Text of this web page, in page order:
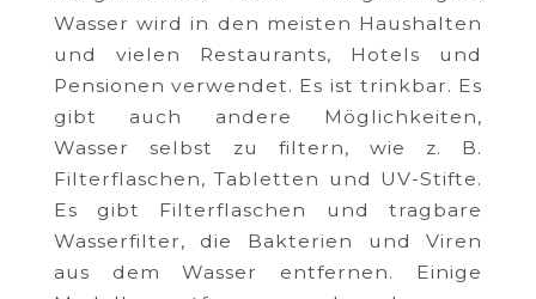
Wasser wird in den meisten Haushalten
und vielen Restaurants, Hotels und
Pensionen verwendet. Es ist trinkbar. Es
gibt auch andere Möglichkeiten,
Wasser selbst zu filtern, wie z. B.
Filterflaschen, Tabletten und UV-Stifte.
Es gibt Filterflaschen und tragbare
Wasserfilter, die Bakterien und Viren
aus dem Wasser entfernen. Einige